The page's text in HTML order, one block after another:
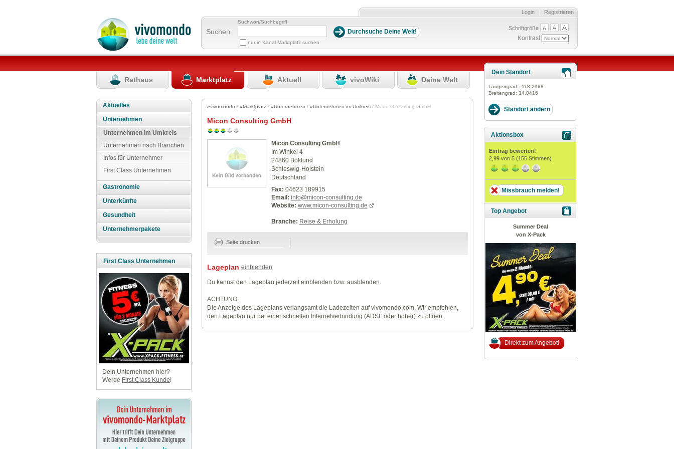
Registrieren
Login
Suchen
Suchwort/Suchbegriff
nur in Kanal Marktplatz suchen
Schriftgröße
Kontrast
Rathaus Marktplatz Aktuell vivoWiki Deine Welt
Aktuelles
Unternehmen
Unternehmen im Umkreis
Unternehmen nach Branchen
Infos für Unternehmer
First Class Unternehmen
Gastronomie
Unterkünfte
Gesundheit
Unternehmerpakete
First Class Unternehmen
Dein Unternehmen hier?
Werde First Class Kunde!
»vivomondo / »Marktplatz/ »Unternehmen / »Unternehmen im Umkreis/ Micon Consulting GmbH
Micon Consulting GmbH
Micon Consulting GmbH
Im Winkel 4
24860 Böklund
Schleswig-Holstein
Deutschland
Fax: 04623 189915
Email: info@micon-consulting.de
Website: www.micon-consulting.de
Branche: Reise & Erholung
Seite drucken
Lageplan einblenden
Du kannst den Lageplan jederzeit einblenden bzw. ausblenden.
ACHTUNG:
Die Anzeige des Lageplans verlangsamt die Ladezeiten auf vivomondo.com. Wir empfehlen,
den Lageplan nur bei einer schnellen Internetverbindung (ADSL oder höher) zu öffnen.
Dein Standort
Längengrad: -118.2988
Breitengrad: 34.0416
Aktionsbox
Eintrag bewerten!
2,99 von 5 (155 Stimmen)
Missbrauch melden!
Top Angebot
Summer Deal
von X-Pack
Direkt zum Angebot!